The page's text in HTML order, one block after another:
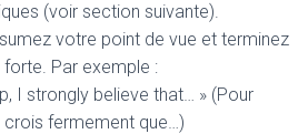
(voir section suivante).
votre point de vue et terminez
Par exemple :
I strongly believe that… » (Pour
crois fermement que…)